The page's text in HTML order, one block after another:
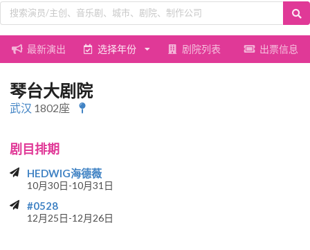
最新演出 选择年份 剧院列表 出票信息
琴台大剧院
武汉 1802座
剧目排期
HEDWIG海德薇
10月30日-10月31日
#0528
12月25日-12月26日